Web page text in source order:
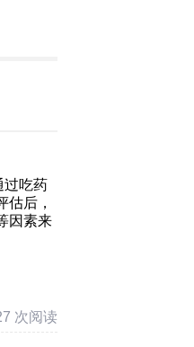
过吃药
估后，
因素来
次阅读